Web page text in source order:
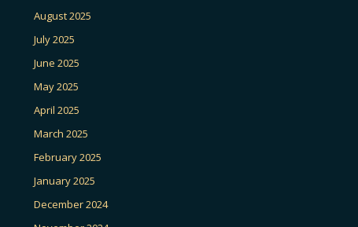
August 2025
July 2025
June 2025
May 2025
April 2025
March 2025
February 2025
January 2025
December 2024